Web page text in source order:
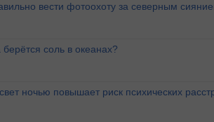
вести фотоохоту за северным
берётся соль в океанах?
ночью повышает риск психических